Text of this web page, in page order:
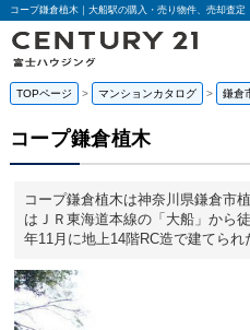
TOPページ マンションカタログ 鎌倉
コープ鎌倉植木
コープ鎌倉植木は神奈川県鎌倉市
はＪＲ東海道本線の「大船」から
年11月に地上14階RC造で建てられ